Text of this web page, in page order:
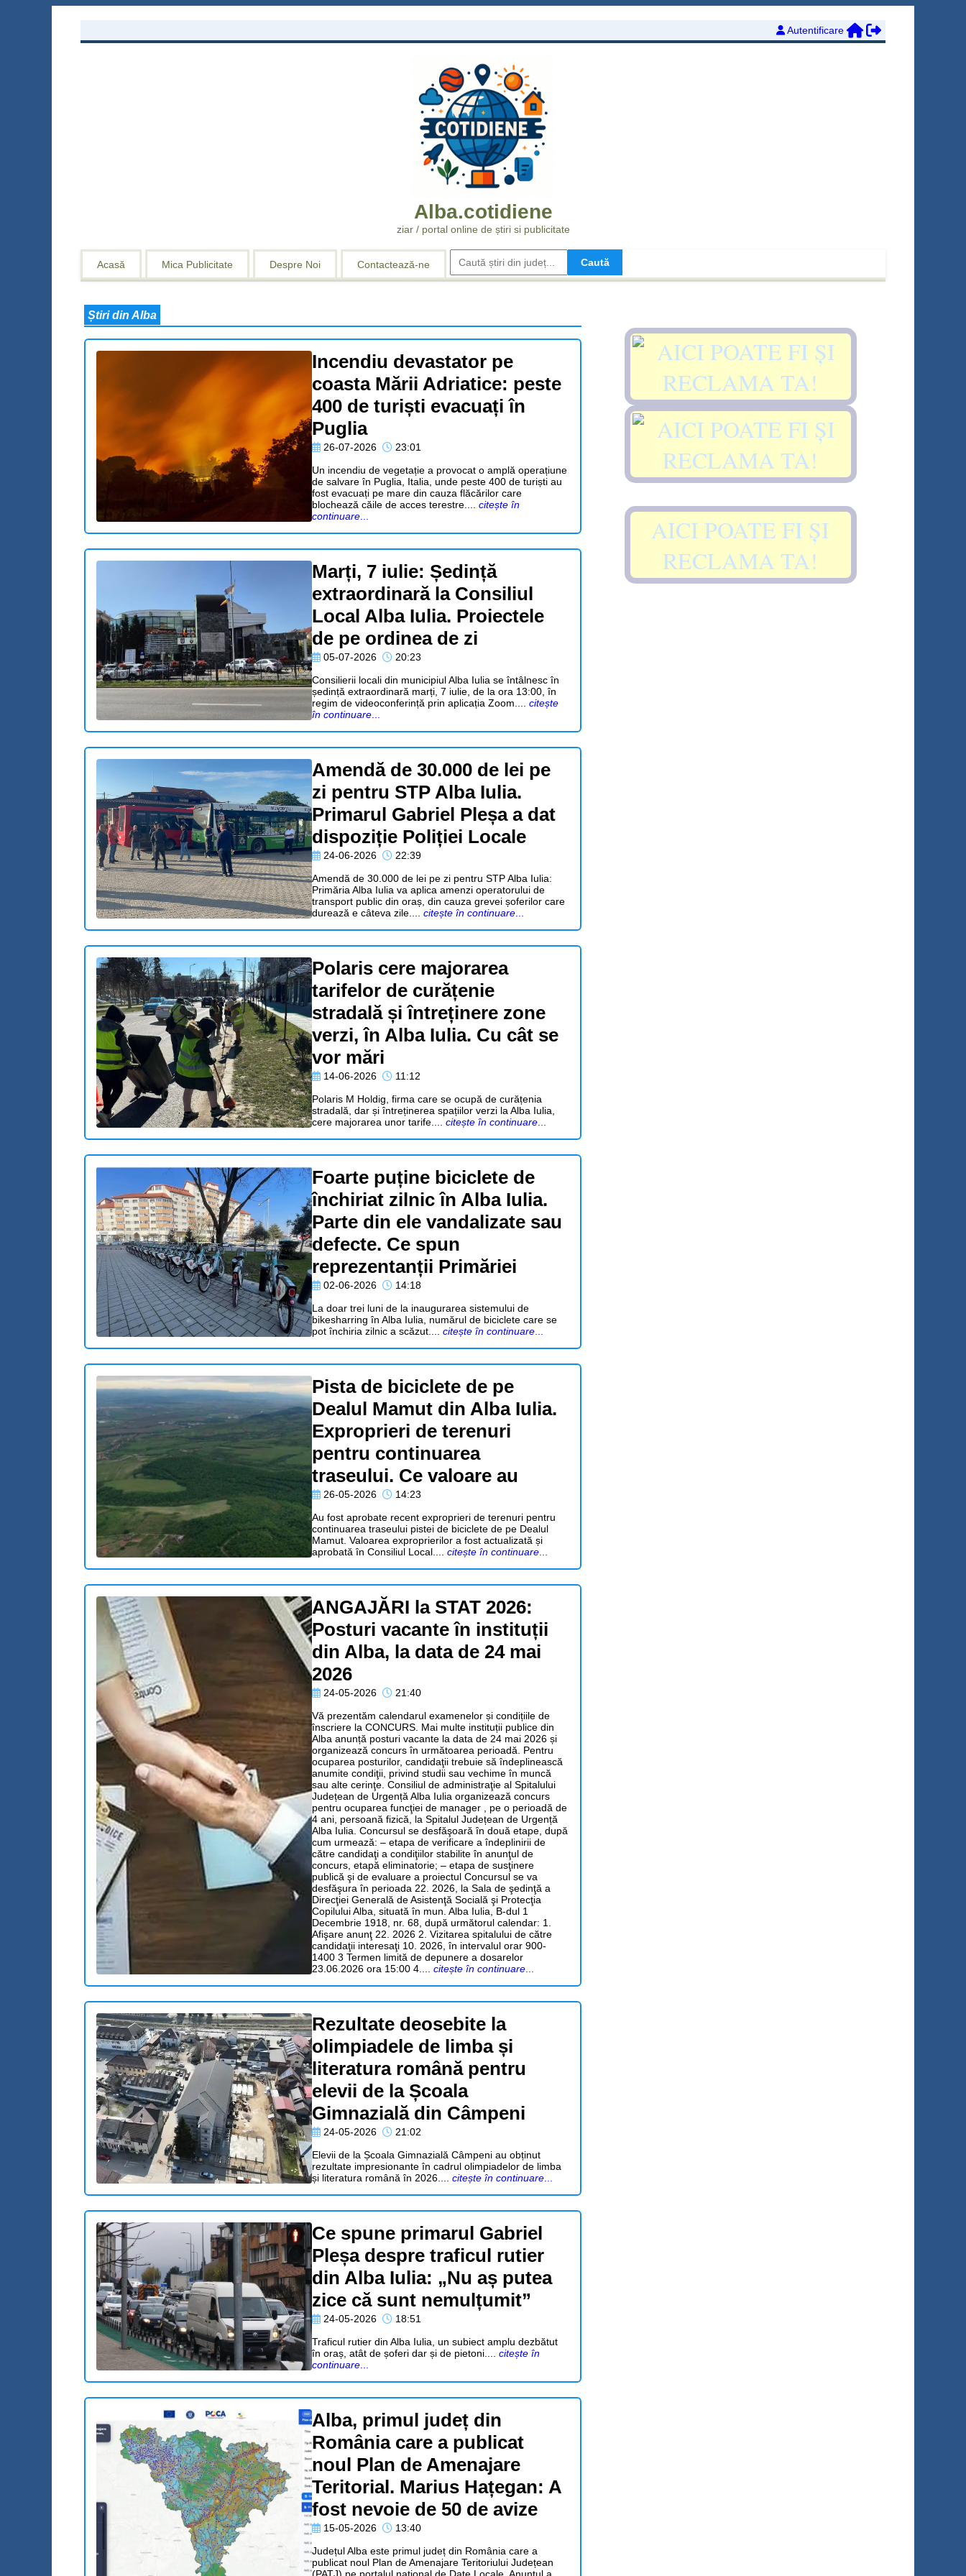
Autentificare
Alba.cotidiene
ziar / portal online de știri si publicitate
Acasă Mica Publicitate Despre Noi Contactează-ne Caută
Știri din Alba
Incendiu devastator pe
coasta Mării Adriatice: peste
400 de turiști evacuați în
Puglia
26-07-2026
23:01
Un incendiu de vegetație a provocat o amplă operațiune
de salvare în Puglia, Italia, unde peste 400 de turiști au
fost evacuați pe mare din cauza flăcărilor care
blochează căile de acces terestre.... citește în
continuare
Marți, 7 iulie: Ședință
extraordinară la Consiliul
Local Alba Iulia. Proiectele
de pe ordinea de zi
05-07-2026
20:23
Consilierii locali din municipiul Alba Iulia se întâlnesc în
ședință extraordinară marți, 7 iulie, de la ora 13:00, în
regim de videoconferință prin aplicația Zoom.... citește
în continuare
Amendă de 30.000 de lei pe
zi pentru STP Alba Iulia.
Primarul Gabriel Pleșa a dat
dispoziție Poliției Locale
24-06-2026
22:39
Amendă de 30.000 de lei pe zi pentru STP Alba Iulia:
Primăria Alba Iulia va aplica amenzi operatorului de
transport public din oraș, din cauza grevei șoferilor care
durează e câteva zile.... citește în continuare
Polaris cere majorarea
tarifelor de curățenie
stradală și întreținere zone
verzi, în Alba Iulia. Cu cât se
vor mări
14-06-2026
11:12
Polaris M Holdig, firma care se ocupă de curățenia
stradală, dar și întreținerea spațiilor verzi la Alba Iulia,
cere majorarea unor tarife.... citește în continuare
Foarte puține biciclete de
închiriat zilnic în Alba Iulia.
Parte din ele vandalizate sau
defecte. Ce spun
reprezentanții Primăriei
02-06-2026
14:18
La doar trei luni de la inaugurarea sistemului de
bikesharring în Alba Iulia, numărul de biciclete care se
pot închiria zilnic a scăzut.... citește în continuare
Pista de biciclete de pe
Dealul Mamut din Alba Iulia.
Exproprieri de terenuri
pentru continuarea
traseului. Ce valoare au
26-05-2026
14:23
Au fost aprobate recent exproprieri de terenuri pentru
continuarea traseului pistei de biciclete de pe Dealul
Mamut. Valoarea exproprierilor a fost actualizată și
aprobată în Consiliul Local.... citește în continuare
ANGAJĂRI la STAT 2026:
Posturi vacante în instituții
din Alba, la data de 24 mai
2026
24-05-2026
21:40
Vă prezentăm calendarul examenelor și condițiile de
înscriere la CONCURS. Mai multe instituții publice din
Alba anunță posturi vacante la data de 24 mai 2026 și
organizează concurs în următoarea perioadă. Pentru
ocuparea posturilor, candidaţii trebuie să îndeplinească
anumite condiţii, privind studii sau vechime în muncă
sau alte cerinţe. Consiliul de administraţie al Spitalului
Județean de Urgență Alba Iulia organizează concurs
pentru ocuparea funcţiei de manager , pe o perioadă de
4 ani, persoană fizică, la Spitalul Județean de Urgență
Alba Iulia. Concursul se desfăşoară în două etape, după
cum urmează: – etapa de verificare a îndeplinirii de
către candidaţi a condiţiilor stabilite în anunţul de
concurs, etapă eliminatorie; – etapa de susţinere
publică şi de evaluare a proiectul Concursul se va
desfăşura în perioada 22. 2026, la Sala de şedinţă a
Direcţiei Generală de Asistenţă Socială şi Protecţia
Copilului Alba, situată în mun. Alba Iulia, B-dul 1
Decembrie 1918, nr. 68, după următorul calendar: 1.
Afişare anunţ 22. 2026 2. Vizitarea spitalului de către
candidaţii interesaţi 10. 2026, în intervalul orar 900-
1400 3 Termen limită de depunere a dosarelor
23.06.2026 ora 15:00 4.... citește în continuare
Rezultate deosebite la
olimpiadele de limba și
literatura română pentru
elevii de la Școala
Gimnazială din Câmpeni
24-05-2026
21:02
Elevii de la Școala Gimnazială Câmpeni au obținut
rezultate impresionante în cadrul olimpiadelor de limba
și literatura română în 2026.... citește în continuare
Ce spune primarul Gabriel
Pleșa despre traficul rutier
din Alba Iulia: „Nu aș putea
zice că sunt nemulțumit”
24-05-2026
18:51
Traficul rutier din Alba Iulia, un subiect amplu dezbătut
în oraș, atât de șoferi dar și de pietoni.... citește în
continuare
Alba, primul județ din
România care a publicat
noul Plan de Amenajare
Teritorial. Marius Hațegan: A
fost nevoie de 50 de avize
15-05-2026
13:40
Județul Alba este primul județ din România care a
publicat noul Plan de Amenajare Teritoriului Județean
AICI POATE FI ȘI
RECLAMA TA!